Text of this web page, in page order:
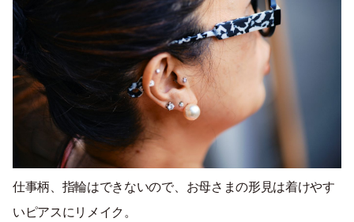
仕事柄、指輪はできないので、お母さまの形見は着けやす
いピアスにリメイク。